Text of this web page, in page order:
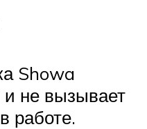
Showa
и не вызывает
работе.